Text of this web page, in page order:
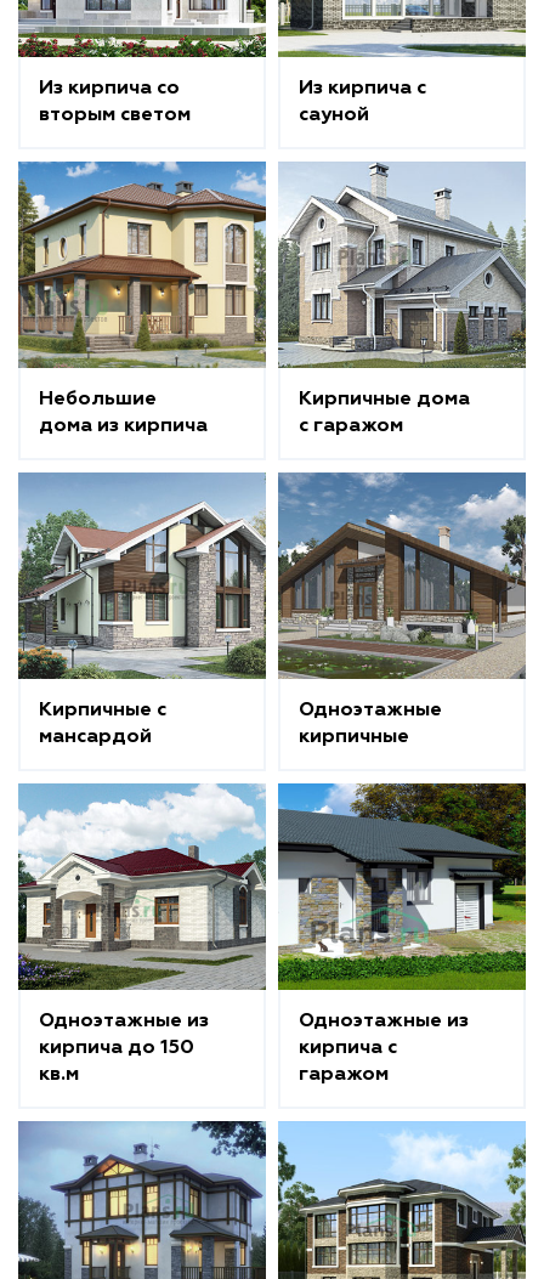
Из кирпича со
вторым светом
Из кирпича с
сауной
Небольшие
дома из кирпича
Кирпичные дома
с гаражом
Кирпичные с
мансардой
Одноэтажные
кирпичные
Одноэтажные из
кирпича до 150
кв.м
Одноэтажные из
кирпича с
гаражом